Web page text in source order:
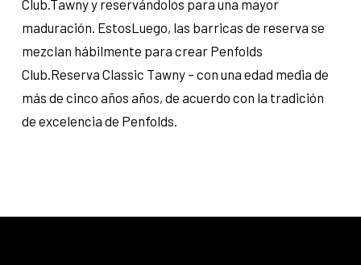
Club.Tawny y reservándolos para una mayor
maduración. EstosLuego, las barricas de reserva se
mezclan hábilmente para crear Penfolds
Club.Reserva Classic Tawny – con una edad media de
más de cinco años años, de acuerdo con la tradición
de excelencia de Penfolds.